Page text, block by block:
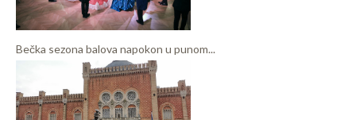
Bečka sezona balova napokon u punom...